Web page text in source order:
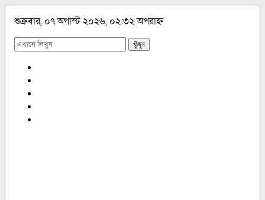
শুক্রবার, ০৭ অগাস্ট ২০২৬, ০২:৩২ অপরাহ্ন
খুঁজুন